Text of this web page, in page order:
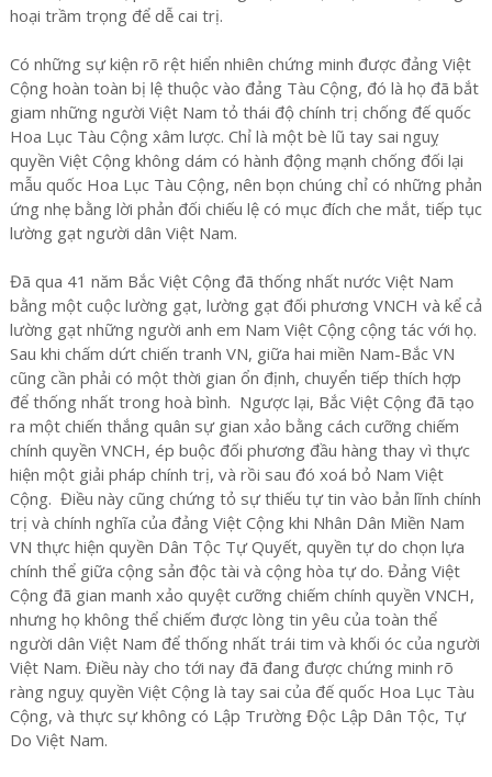
hoại trầm trọng để dễ cai trị.
Có những sự kiện rõ rệt hiển nhiên chứng minh được đảng Việt
Cộng hoàn toàn bị lệ thuộc vào đảng Tàu Cộng, đó là họ đã bắt
giam những người Việt Nam tỏ thái độ chính trị chống đế quốc
Hoa Lục Tàu Cộng xâm lược. Chỉ là một bè lũ tay sai nguỵ
quyền Việt Cộng không dám có hành động mạnh chống đối lại
mẫu quốc Hoa Lục Tàu Cộng, nên bọn chúng chỉ có những phản
ứng nhẹ bằng lời phản đối chiếu lệ có mục đích che mắt, tiếp tục
lường gạt người dân Việt Nam.
Đã qua 41 năm Bắc Việt Cộng đã thống nhất nước Việt Nam
bằng một cuộc lường gạt, lường gạt đối phương VNCH và kể cả
lường gạt những người anh em Nam Việt Cộng cộng tác với họ.
Sau khi chấm dứt chiến tranh VN, giữa hai miền Nam-Bắc VN
cũng cần phải có một thời gian ổn định, chuyển tiếp thích hợp
để thống nhất trong hoà bình. Ngược lại, Bắc Việt Cộng đã tạo
ra một chiến thắng quân sự gian xảo bằng cách cưỡng chiếm
chính quyền VNCH, ép buộc đối phương đầu hàng thay vì thực
hiện một giải pháp chính trị, và rồi sau đó xoá bỏ Nam Việt
Cộng. Điều này cũng chứng tỏ sự thiếu tự tin vào bản lĩnh chính
trị và chính nghĩa của đảng Việt Cộng khi Nhân Dân Miền Nam
VN thực hiện quyền Dân Tộc Tự Quyết, quyền tự do chọn lựa
chính thể giữa cộng sản độc tài và cộng hòa tự do. Đảng Việt
Cộng đã gian manh xảo quyệt cưỡng chiếm chính quyền VNCH,
nhưng họ không thể chiếm được lòng tin yêu của toàn thể
người dân Việt Nam để thống nhất trái tim và khối óc của người
Việt Nam. Điều này cho tới nay đã đang được chứng minh rõ
ràng nguỵ quyền Việt Cộng là tay sai của đế quốc Hoa Lục Tàu
Cộng, và thực sự không có Lập Trường Độc Lập Dân Tộc, Tự
Do Việt Nam.